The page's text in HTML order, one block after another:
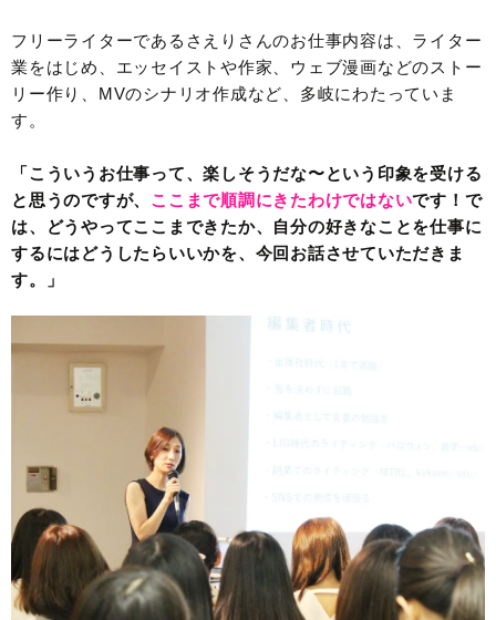
フリーライターであるさえりさんのお仕事内容は、ライター
業をはじめ、エッセイストや作家、ウェブ漫画などのストー
リー作り、MVのシナリオ作成など、多岐にわたっていま
す。
「こういうお仕事って、楽しそうだな〜という印象を受ける
と思うのですが、 ここまで順調にきたわけではないです！で
は、どうやってここまできたか、自分の好きなことを仕事に
するにはどうしたらいいかを、今回お話させていただきま
す。」